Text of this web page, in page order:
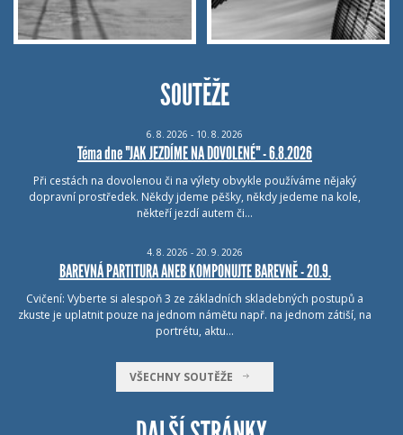
SOUTĚŽE
6. 8. 2026 - 10. 8. 2026
Téma dne "JAK JEZDÍME NA DOVOLENÉ" - 6.8.2026
Při cestách na dovolenou či na výlety obvykle používáme nějaký
dopravní prostředek. Někdy jdeme pěšky, někdy jedeme na kole,
někteří jezdí autem či…
4. 8. 2026 - 20. 9. 2026
BAREVNÁ PARTITURA ANEB KOMPONUJTE BAREVNĚ - 20.9.
Cvičení: Vyberte si alespoň 3 ze základních skladebných postupů a
zkuste je uplatnit pouze na jednom námětu např. na jednom zátiší, na
portrétu, aktu…
VŠECHNY SOUTĚŽE